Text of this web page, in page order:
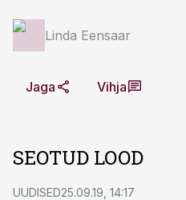
Linda Eensaar
Jaga Vihja
SEOTUD LOOD
UUDISED25.09.19, 14:17